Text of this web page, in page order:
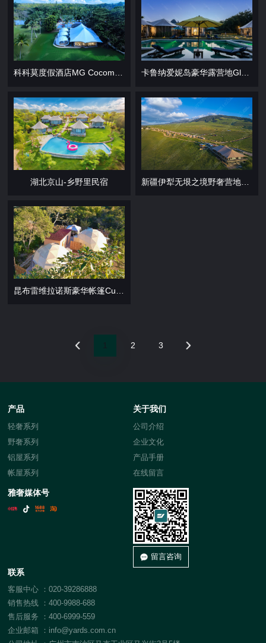
科科莫度假酒店MG Cocomo Resort Vanuatu 卡鲁纳爱妮岛豪华露营地Glamping at Karuna El Nido
湖北京山-乡野里民宿 新疆伊犁无垠之境野奢营地酒店
2 3
联系
客服中心 ：020-39286888
销售热线 ：400-9988-688
售后服务 ：400-6999-559
企业邮箱 ：info@yards.com.cn
产品
轻奢系列
野奢系列
铝屋系列
帐屋系列
关于我们
公司介绍
企业文化
产品手册
在线留言
雅奢媒体号
留言咨询